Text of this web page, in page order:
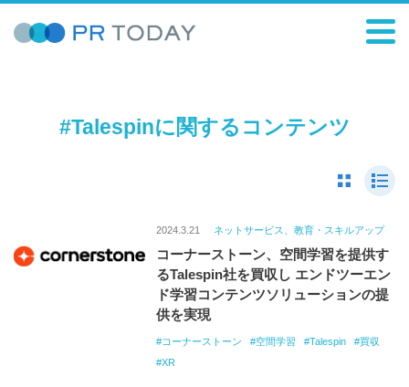
#Talespinに関するコンテンツ
2024.3.21 ネットサービス、教育・スキルアップ
コーナーストーン、空間学習を提供す
るTalespin社を買収し エンドツーエン
ド学習コンテンツソリューションの提
供を実現
コーナーストーン 空間学習 Talespin
買収
XR